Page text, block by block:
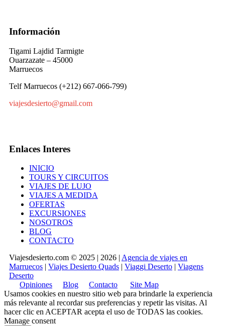
Información
Tigami Lajdid Tarmigte
Ouarzazate – 45000
Marruecos
Telf Marruecos (+212) 667-066-799)
viajesdesierto@gmail.com
Enlaces Interes
INICIO
TOURS Y CIRCUITOS
VIAJES DE LUJO
VIAJES A MEDIDA
OFERTAS
EXCURSIONES
NOSOTROS
BLOG
CONTACTO
Viajesdesierto.com © 2025 | 2026 | Agencia de viajes en
Marruecos | Viajes Desierto Quads | Viaggi Deserto | Viagens
Deserto
Opiniones
Blog Contacto
Site Map
Usamos cookies en nuestro sitio web para brindarle la experiencia
más relevante al recordar sus preferencias y repetir las visitas. Al
hacer clic en ACEPTAR acepta el uso de TODAS las cookies.
Manage consent